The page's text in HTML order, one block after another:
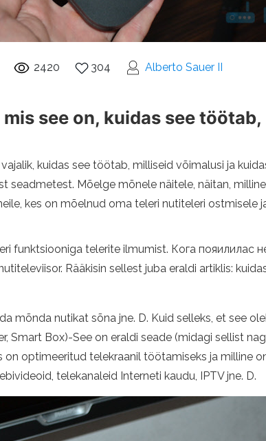
2420 304 Alberto Sauer II
see on, kuidas see
kuidas see töötab, milliseid võimalusi ja
seadmetest. Mõelge mõnele näitele, näitan,
kes on mõelnud oma teleri nutiteleri ostmisele
funktsiooniga telerite ilmumist. Кога пояилилас
Rääkisin sellest juba eraldi artiklis:
mõnda nutikat sõna jne. D. Kuid selleks, et see
Smart Box)-See on eraldi seade (midagi sellist
on optimeeritud telekraanil töötamiseks ja milline
telekanaleid Interneti kaudu, IPTV jne. D.